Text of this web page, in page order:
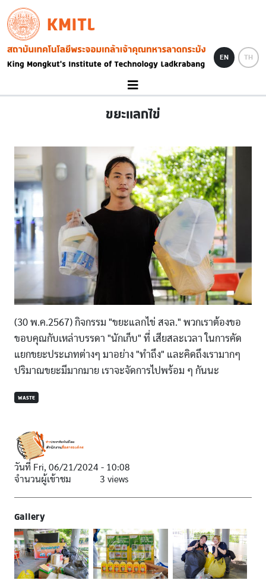
Skip to main content
KMITL
Image
EN TH
ขยะแลกไข่
(30 พ.ค.2567) กิจกรรม "ขยะแลกไข่ สจล." พวกเราต้องขอ
ขอบคุณกับเหล่าบรรดา "นักเก็บ" ที่ เสียสละเวลา ในการคัด
แยกขยะประเภทต่างๆ มาอย่าง "ทำถึง" และคิดถึงเรามากๆ
ปริมาณขยะมีมากมาย เราจะจัดการไปพร้อม ๆ กันนะ
WASTE
วันที่ Fri, 06/21/2024 - 10:08
จำนวนผู้เข้าชม
3 views
Gallery